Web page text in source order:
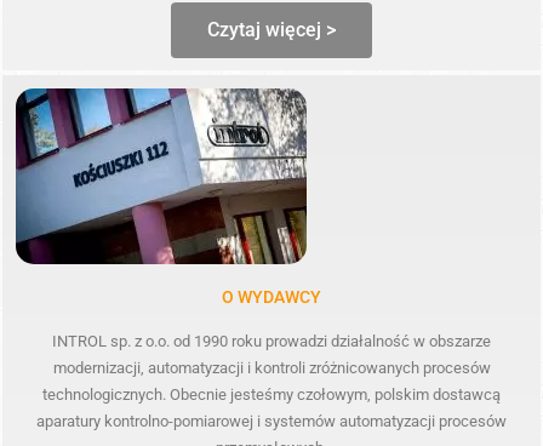
Czytaj więcej >
O WYDAWCY
INTROL sp. z o.o. od 1990 roku prowadzi działalność w obszarze
modernizacji, automatyzacji i kontroli zróżnicowanych procesów
technologicznych. Obecnie jesteśmy czołowym, polskim dostawcą
aparatury kontrolno-pomiarowej i systemów automatyzacji procesów